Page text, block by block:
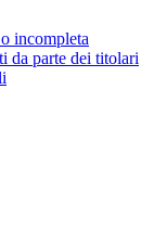
incompleta
da parte dei titolari